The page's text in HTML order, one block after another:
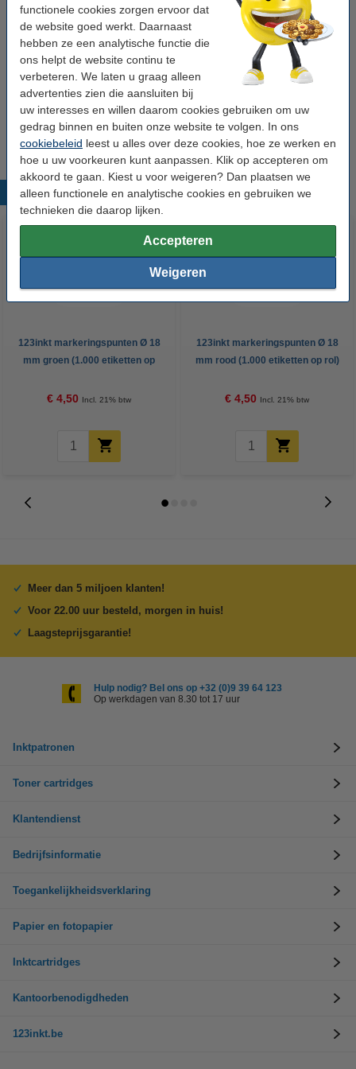
functionele cookies zorgen ervoor dat
de website goed werkt. Daarnaast
hebben ze een analytische functie die
ons helpt de website continu te
verbeteren. We laten u graag alleen
advertenties zien die aansluiten bij
uw interesses en willen daarom cookies gebruiken om uw
gedrag binnen en buiten onze website te volgen. In ons
cookiebeleid leest u alles over deze cookies, hoe ze werken en
hoe u uw voorkeuren kunt aanpassen. Klik op accepteren om
akkoord te gaan. Kiest u voor weigeren? Dan plaatsen we
alleen functionele en analytische cookies en gebruiken we
technieken die daarop lijken.
Accepteren
Weigeren
Kleur: fluoroze
Winstpakker!
Aanbieding: 3x 123inkt markeringspunten Ø 18
mm neonroze (1.000 etiketten op rol)
€ 12,50
Populaire producten
123inkt markeringspunten Ø 18
mm groen (1.000 etiketten op
€ 4,50 Incl. 21% btw
123inkt markeringspunten Ø 18
mm rood (1.000 etiketten op rol)
€ 4,50 Incl. 21% btw
Meer dan 5 miljoen klanten!
Voor 22.00 uur besteld, morgen in huis!
Laagsteprijsgarantie!
Hulp nodig? Bel ons op +32 (0)9 39 64 123
Op werkdagen van 8.30 tot 17 uur
Inktpatronen
Toner cartridges
Klantendienst
Bedrijfsinformatie
Toegankelijkheidsverklaring
Papier en fotopapier
Inktcartridges
Kantoorbenodigdheden
123inkt.be